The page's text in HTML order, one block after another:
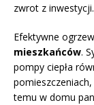
zwrot z inwestycji.
Efektywne
mieszkańców.
pompy ciepła
temu w domu